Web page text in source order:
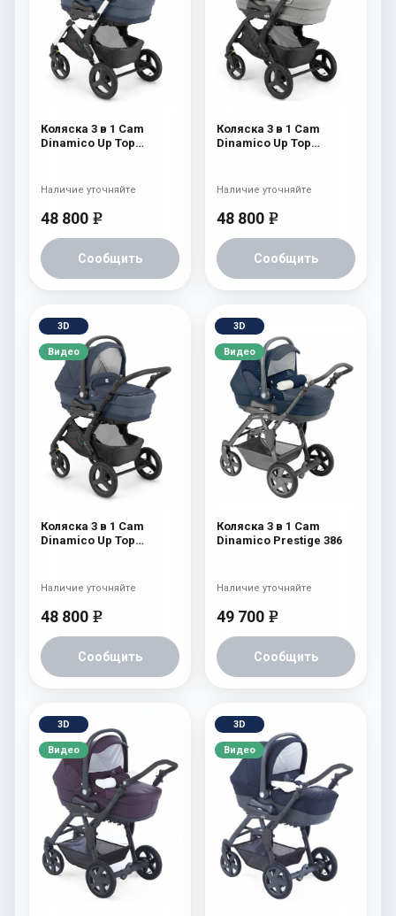
Коляска 3 в 1 Cam
Dinamico Up Top
48 800 e
Сообщить
Наличие уточняйте
Коляска 3 в 1 Cam
Dinamico Up Top
48 800 e
Сообщить
Наличие уточняйте
3D
Видео
Коляска 3 в 1 Cam
Dinamico Up Top
48 800 e
Сообщить
Наличие уточняйте
3D
Видео
Коляска 3 в 1 Cam
Dinamico Prestige 386
49 700 e
Сообщить
Наличие уточняйте
3D
Видео
3D
Видео